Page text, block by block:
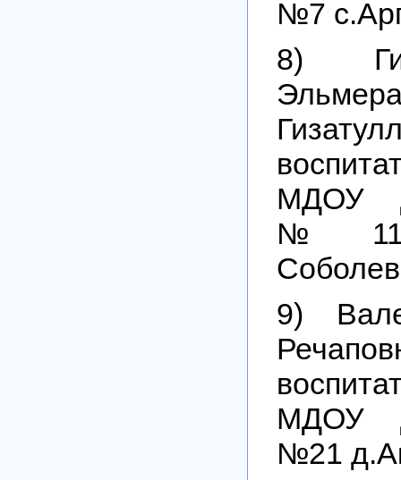
№7
8)
МДОУ
№11
9)
МДОУ
№21